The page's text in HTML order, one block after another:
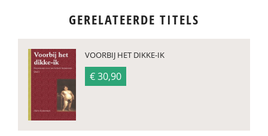
GERELATEERDE TITELS
VOORBIJ HET DIKKE-IK
€ 30,90